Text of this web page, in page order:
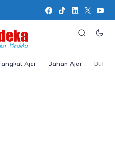
Ajar Bahan Ajar Buku